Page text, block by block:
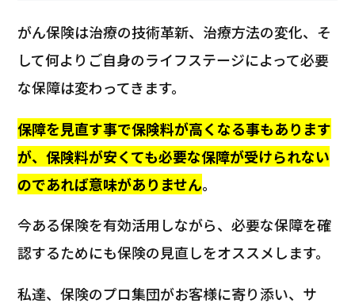
がん保険は治療の技術革新、治療方法の変化、そ
して何よりご自身のライフステージによって必要
な保障は変わってきます。
保障を見直す事で保険料が高くなる事もあります
が、保険料が安くても必要な保障が受けられない
のであれば意味がありません。
今ある保険を有効活用しながら、必要な保障を確
認するためにも保険の見直しをオススメします。
私達、保険のプロ集団がお客様に寄り添い、サ